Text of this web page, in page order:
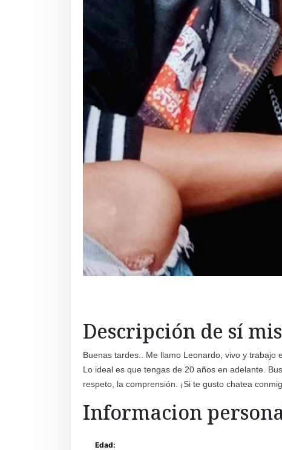
Descripción de sí
Buenas tardes.. Me llamo Leonardo, vivo y
Lo ideal es que tengas de 20 años en adelante.
respeto, la comprensión. ¡Si te gusto chatea
Informacion
Edad: